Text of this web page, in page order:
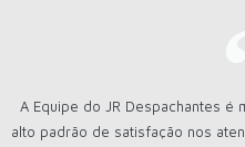
A Equipe do JR Despachantes é
alto padrão de satisfação nos